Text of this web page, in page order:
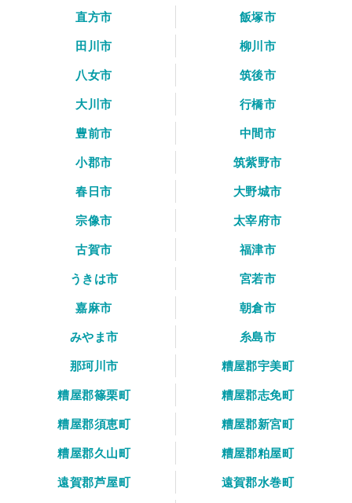
直方市
飯塚市
田川市
柳川市
八女市
筑後市
大川市
行橋市
豊前市
中間市
小郡市
筑紫野市
春日市
大野城市
宗像市
太宰府市
古賀市
福津市
うきは市
宮若市
嘉麻市
朝倉市
みやま市
糸島市
那珂川市
糟屋郡宇美町
糟屋郡篠栗町
糟屋郡志免町
糟屋郡須恵町
糟屋郡新宮町
糟屋郡久山町
糟屋郡粕屋町
遠賀郡芦屋町
遠賀郡水巻町